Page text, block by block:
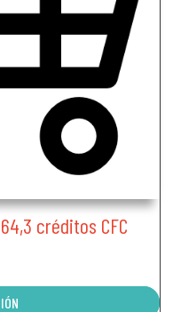
créditos CFC